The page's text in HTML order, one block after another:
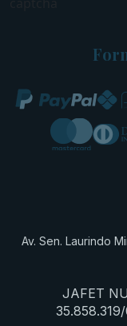
Av. Sen. Laurindo
JAFET